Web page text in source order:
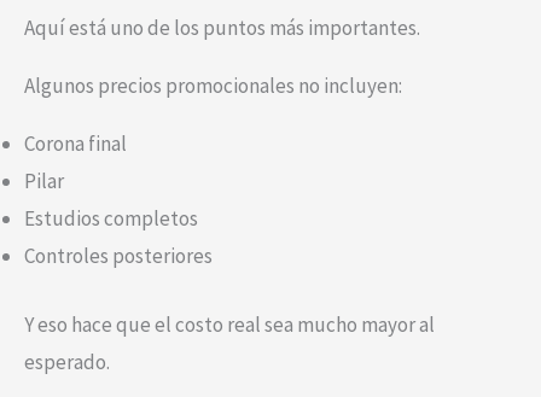
Aquí está uno de los puntos más importantes.
Algunos precios promocionales no incluyen:
Corona final
Pilar
Estudios completos
Controles posteriores
Y eso hace que el costo real sea mucho mayor al
esperado.